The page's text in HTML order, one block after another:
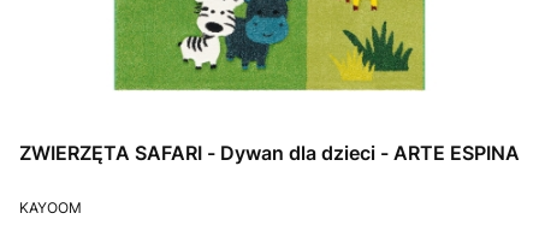
ZWIERZĘTA SAFARI - Dywan dla dzieci - ARTE ESPINA
PRODUCENT
KAYOOM